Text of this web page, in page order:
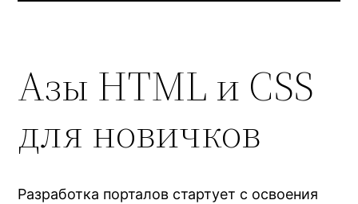
Азы HTML и CSS
для новичков
Разработка порталов стартует с освоения